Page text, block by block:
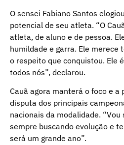
O sensei Fabiano Santos
potencial de seu atleta. “O
atleta, de aluno e de pessoa.
humildade e garra. Ele merece
o respeito que conquistou. Ele
todos nós”, declarou.
Cauã agora manterá o foco e a
disputa dos principais
nacionais da modalidade.
sempre buscando evolução e
será um grande ano”.